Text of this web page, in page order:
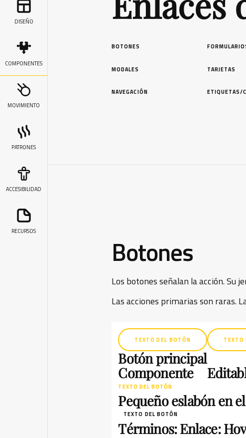
DISEÑO
COMPONENTES
MOVIMIENTO
PATRONES
ACCESIBILIDAD
RECURSOS
BOTONES
MODALES TARJETAS
NAVEGACIÓN ETIQUETAS/
Botones
Los botones señalan la acción. Su
Las acciones primarias son raras.
Botón principal
Componente
TEXTO DEL BOTÓN TEXTO
Pequeño eslabón en
TEXTO DEL BOTÓN
Términos: Enlace:
TEXTO DEL BOTÓN